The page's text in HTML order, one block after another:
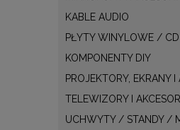
KABLE AUDIO
PŁYTY WINYLOWE /
KOMPONENTY DIY
PROJEKTORY, EKRANY I
TELEWIZORY I
UCHWYTY / STANDY /